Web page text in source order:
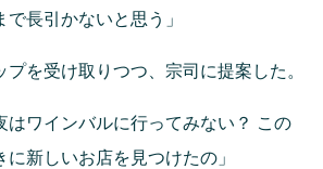
で長引かないと思う」
を受け取りつつ、宗司に提案した。
はワインバルに行ってみない？ この
新しいお店を見つけたの」